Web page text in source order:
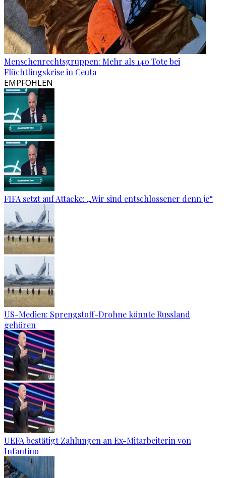
Menschenrechtsgruppen: Mehr als 140 Tote bei
Flüchtlingskrise in Ceuta
EMPFOHLEN
FIFA setzt auf Attacke: „Wir sind entschlossener denn je“
US-Medien: Sprengstoff-Drohne könnte Russland
gehören
UEFA bestätigt Zahlungen an Ex-Mitarbeiterin von
Infantino